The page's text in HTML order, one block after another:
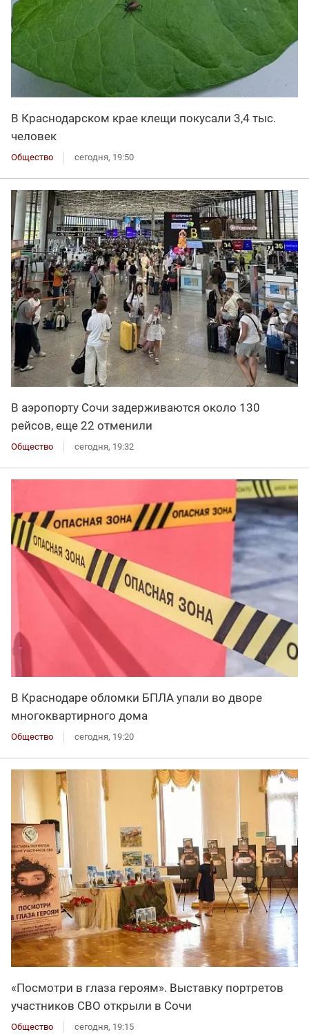
В Краснодарском крае клещи покусали 3,4 тыс.
человек
Общество сегодня, 19:50
В аэропорту Сочи задерживаются около 130
рейсов, еще 22 отменили
Общество сегодня, 19:32
В Краснодаре обломки БПЛА упали во дворе
многоквартирного дома
Общество сегодня, 19:20
«Посмотри в глаза героям». Выставку портретов
участников СВО открыли в Сочи
Общество сегодня, 19:15